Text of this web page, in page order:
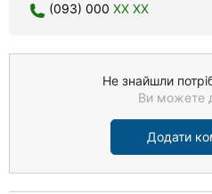
(093) 000 XX XX
Не знайшли
Ви можете
Додати